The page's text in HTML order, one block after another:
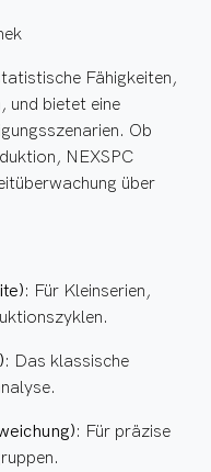
Fähigkeiten,
und bietet eine
Ob
NEXSPC
über
: Für Kleinserien,
: Das klassische
: Für präzise